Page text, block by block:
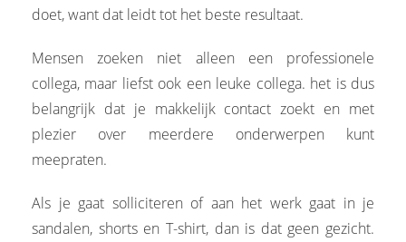
doet, want dat leidt tot het beste resultaat.
Mensen zoeken niet alleen een professionele
collega, maar liefst ook een leuke collega. het is dus
belangrijk dat je makkelijk contact zoekt en met
plezier over meerdere onderwerpen kunt
meepraten.
Als je gaat solliciteren of aan het werk gaat in je
sandalen, shorts en T-shirt, dan is dat geen gezicht.